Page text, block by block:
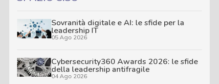
Sovranità digitale e AI: le sfide per la
leadership IT
05 Ago 2026
Cybersecurity360 Awards 2026: le sfide
della leadership antifragile
04 Ago 2026